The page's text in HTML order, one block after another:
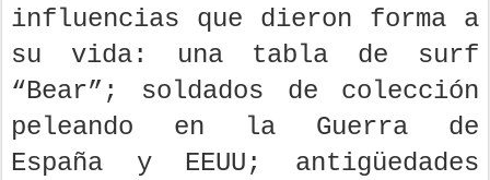
influencias que dieron forma a
su vida: una tabla de surf
“Bear”; soldados de colección
peleando en la Guerra de
España y EEUU; antigüedades